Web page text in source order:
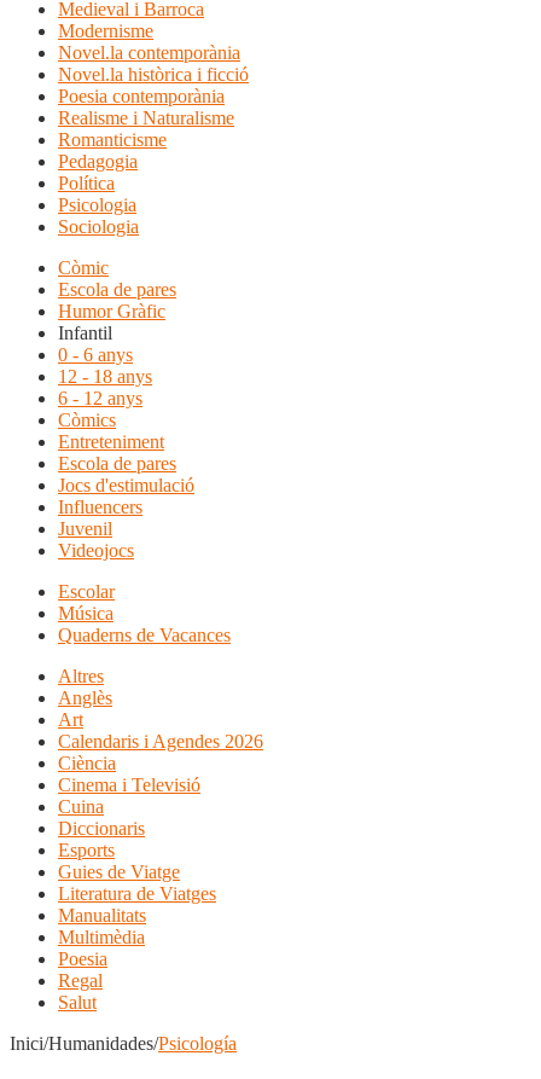
Medieval i Barroca
Modernisme
Novel.la contemporània
Novel.la històrica i ficció
Poesia contemporània
Realisme i Naturalisme
Romanticisme
Pedagogia
Política
Psicologia
Sociologia
Còmic
Escola de pares
Humor Gràfic
Infantil
0 - 6 anys
12 - 18 anys
6 - 12 anys
Còmics
Entreteniment
Escola de pares
Jocs d'estimulació
Influencers
Juvenil
Videojocs
Escolar
Música
Quaderns de Vacances
Altres
Anglès
Art
Calendaris i Agendes 2026
Ciència
Cinema i Televisió
Cuina
Diccionaris
Esports
Guies de Viatge
Literatura de Viatges
Manualitats
Multimèdia
Poesia
Regal
Salut
Inici/Humanidades/Psicología